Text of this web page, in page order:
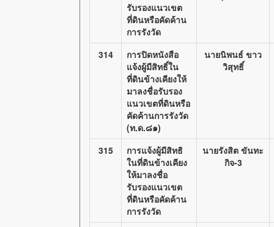
รับรองแนวเขต
ที่ดินหรือคัดค้าน
การรังวัด
314
การปิดหนังสือ
แจ้งผู้มีสิทธิ์ใน
ที่ดินข้างเคียงให้
มาลงชื่อรับรอง
แนวเขตที่ดินหรือ
คัดค้านการรังวัด
(ท.ด.๘๑)
นายนิพนธ์ ขาว
วิสุทธิ์
315
การแจ้งผู้มีสิทธิ
ในที่ดินข้างเคียง
ให้มาลงชื่อ
รับรองแนวเขต
ที่ดินหรือคัดค้าน
การรังวัด
นายรังสิต ขันทะ
กิจ-3